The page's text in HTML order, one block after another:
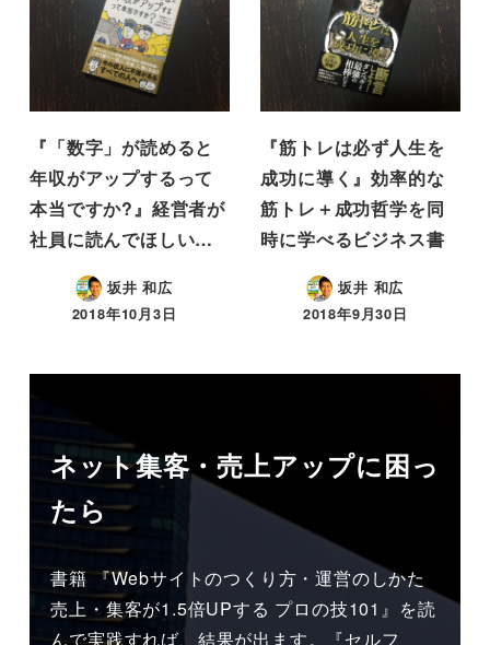
『「数字」が読めると
年収がアップするって
本当ですか?』経営者が
社員に読んでほしい…
坂井 和広
2018年10月3日
『筋トレは必ず人生を
成功に導く』効率的な
筋トレ＋成功哲学を同
時に学べるビジネス書
坂井 和広
2018年9月30日
ネット集客・売上アップに困っ
たら
書籍 『Webサイトのつくり方・運営のしかた
売上・集客が1.5倍UPする プロの技101』を読
んで実践すれば、結果が出ます。『セルフ